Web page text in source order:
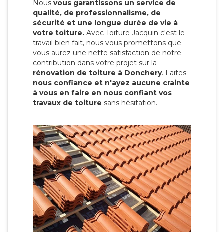
Nous vous garantissons un service de
qualité, de professionnalisme, de
sécurité et une longue durée de vie à
votre toiture. Avec Toiture Jacquin c'est le
travail bien fait, nous vous promettons que
vous aurez une nette satisfaction de notre
contribution dans votre projet sur la
rénovation de toiture à Donchery. Faites
nous confiance et n'ayez aucune crainte
à vous en faire en nous confiant vos
travaux de toiture sans hésitation.